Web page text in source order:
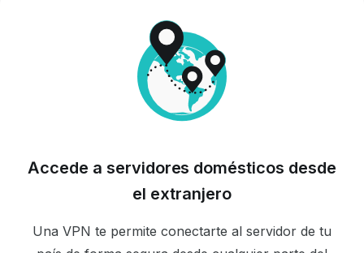
Accede a servidores domésticos desde
el extranjero
Una VPN te permite conectarte al servidor de tu